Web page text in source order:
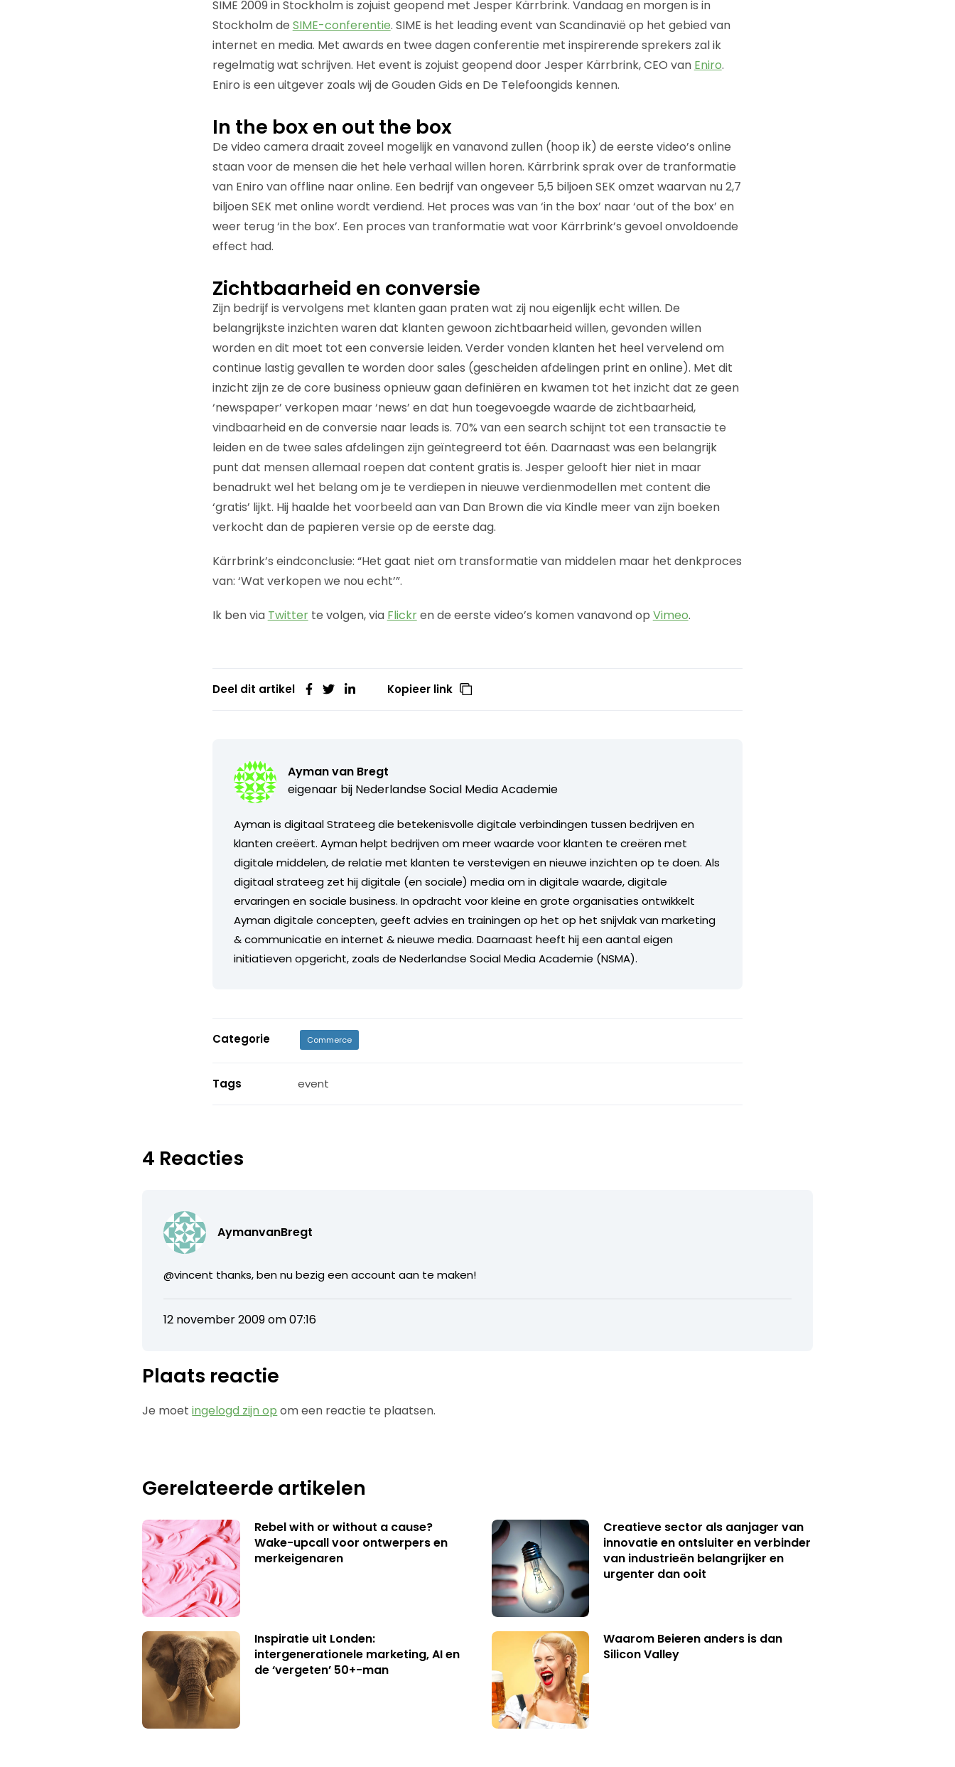
SIME 2009 in Stockholm is zojuist geopend met Jesper Kärrbrink. Vandaag en morgen is in
Stockholm de SIME-conferentie. SIME is het leading event van Scandinavië op het gebied van
internet en media. Met awards en twee dagen conferentie met inspirerende sprekers zal ik
regelmatig wat schrijven. Het event is zojuist geopend door Jesper Kärrbrink, CEO van Eniro.
Eniro is een uitgever zoals wij de Gouden Gids en De Telefoongids kennen.
In the box en out the box
De video camera draait zoveel mogelijk en vanavond zullen (hoop ik) de eerste video’s online
staan voor de mensen die het hele verhaal willen horen. Kärrbrink sprak over de tranformatie
van Eniro van offline naar online. Een bedrijf van ongeveer 5,5 biljoen SEK omzet waarvan nu 2,7
biljoen SEK met online wordt verdiend. Het proces was van ‘in the box’ naar ‘out of the box’ en
weer terug ‘in the box’. Een proces van tranformatie wat voor Kärrbrink’s gevoel onvoldoende
effect had.
Zichtbaarheid en conversie
Zijn bedrijf is vervolgens met klanten gaan praten wat zij nou eigenlijk echt willen. De
belangrijkste inzichten waren dat klanten gewoon zichtbaarheid willen, gevonden willen
worden en dit moet tot een conversie leiden. Verder vonden klanten het heel vervelend om
continue lastig gevallen te worden door sales (gescheiden afdelingen print en online). Met dit
inzicht zijn ze de core business opnieuw gaan definiëren en kwamen tot het inzicht dat ze geen
‘newspaper’ verkopen maar ‘news’ en dat hun toegevoegde waarde de zichtbaarheid,
vindbaarheid en de conversie naar leads is. 70% van een search schijnt tot een transactie te
leiden en de twee sales afdelingen zijn geïntegreerd tot één. Daarnaast was een belangrijk
punt dat mensen allemaal roepen dat content gratis is. Jesper gelooft hier niet in maar
benadrukt wel het belang om je te verdiepen in nieuwe verdienmodellen met content die
‘gratis’ lijkt. Hij haalde het voorbeeld aan van Dan Brown die via Kindle meer van zijn boeken
verkocht dan de papieren versie op de eerste dag.
Kärrbrink’s eindconclusie: “Het gaat niet om transformatie van middelen maar het denkproces
van: ‘Wat verkopen we nou echt’”.
Ik ben via Twitterte volgen, via Flickren de eerste video’s komen vanavond op Vimeo.
Deel dit artikel Kopieer link
Ayman van Bregt
eigenaar bij Nederlandse Social Media Academie
Ayman is digitaal Strateeg die betekenisvolle digitale verbindingen tussen bedrijven en
klanten creëert. Ayman helpt bedrijven om meer waarde voor klanten te creëren met
digitale middelen, de relatie met klanten te verstevigen en nieuwe inzichten op te doen. Als
digitaal strateeg zet hij digitale (en sociale) media om in digitale waarde, digitale
ervaringen en sociale business. In opdracht voor kleine en grote organisaties ontwikkelt
Ayman digitale concepten, geeft advies en trainingen op het op het snijvlak van marketing
& communicatie en internet & nieuwe media. Daarnaast heeft hij een aantal eigen
initiatieven opgericht, zoals de Nederlandse Social Media Academie (NSMA).
Categorie Commerce
Tags event
4 Reacties
AymanvanBregt
@vincent thanks, ben nu bezig een account aan te maken!
12 november 2009 om 07:16
Plaats reactie
Je moetingelogd zijn op om een reactie te plaatsen.
Gerelateerde artikelen
Rebel with or without a cause?
Wake-upcall voor ontwerpers en
merkeigenaren
Creatieve sector als aanjager van
innovatie en ontsluiter en verbinder
van industrieën belangrijker en
urgenter dan ooit
Inspiratie uit Londen:
intergenerationele marketing, AI en
de ‘vergeten’ 50+-man
Waarom Beieren anders is dan
Silicon Valley